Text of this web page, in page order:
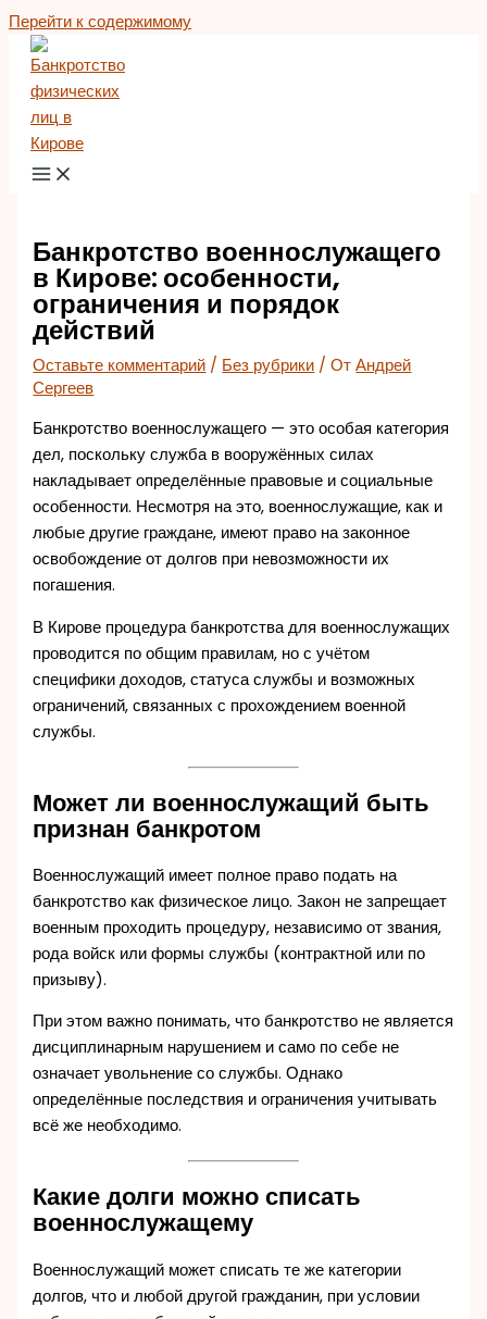
Перейти к содержимому
Банкротство военнослужащего
в Кирове: особенности,
ограничения и порядок
действий
Оставьте комментарий / Без рубрики / ОтАндрей
Сергеев
Банкротство военнослужащего — это особая категория
дел, поскольку служба в вооружённых силах
накладывает определённые правовые и социальные
особенности. Несмотря на это, военнослужащие, как и
любые другие граждане, имеют право на законное
освобождение от долгов при невозможности их
погашения.
В Кирове процедура банкротства для военнослужащих
проводится по общим правилам, но с учётом
специфики доходов, статуса службы и возможных
ограничений, связанных с прохождением военной
службы.
Может ли военнослужащий быть
признан банкротом
Военнослужащий имеет полное право подать на
банкротство как физическое лицо. Закон не запрещает
военным проходить процедуру, независимо от звания,
рода войск или формы службы (контрактной или по
призыву).
При этом важно понимать, что банкротство не является
дисциплинарным нарушением и само по себе не
означает увольнение со службы. Однако
определённые последствия и ограничения учитывать
всё же необходимо.
Какие долги можно списать
военнослужащему
Военнослужащий может списать те же категории
долгов, что и любой другой гражданин, при условии